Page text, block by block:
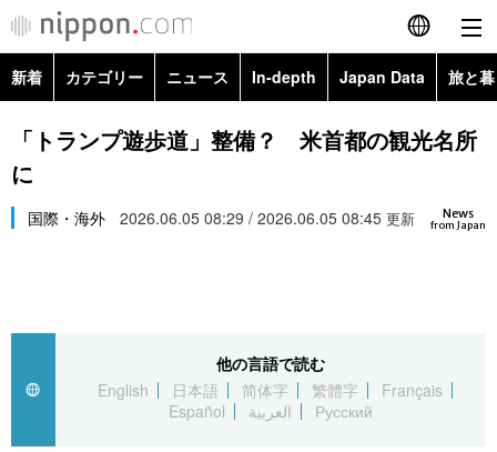
English
简体字
Русский
カテゴリー
経済・ビジネス
国際
トップ
アーカイブ
In-depth
Japan Data
新着 カテゴリー ニュース In-depth Japan Data 旅と
政治・外交
経済・ビジネス
Topics
「トランプ遊歩道」整備？ 米首都の観光名所
に
News
from Japan
国際・海外 2026.06.05 08:29 / 2026.06.05 08:45 更新
他の言語で読む
English
日本語 简体字 繁體字
Français
Español
العربية Русский